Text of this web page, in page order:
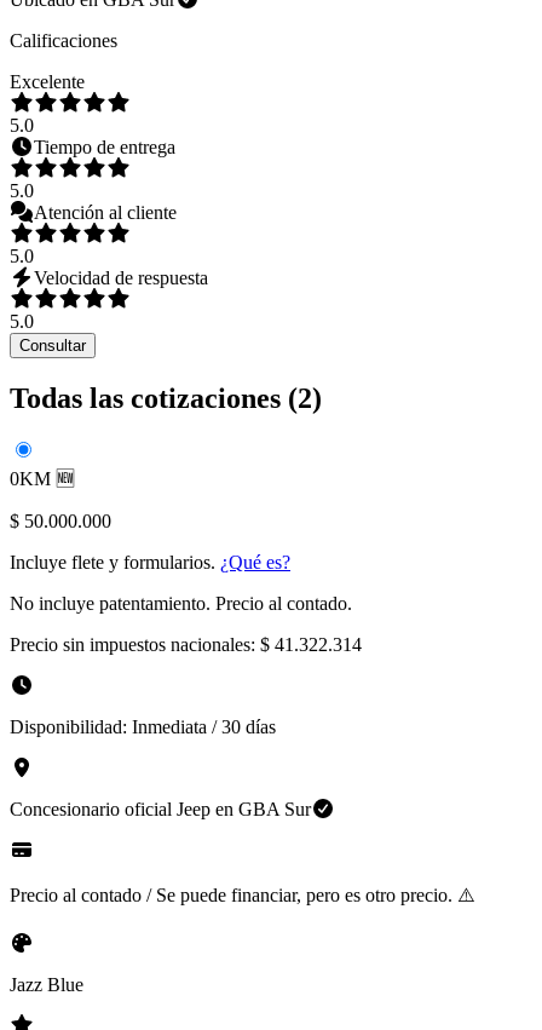
Calificaciones
Excelente
5.0
Tiempo de entrega
5.0
Atención al cliente
5.0
Velocidad de respuesta
5.0
Consultar
Todas las cotizaciones (2)
0KM 🆕
$ 50.000.000
Incluye flete y formularios. ¿Qué es?
No incluye patentamiento. Precio al contado.
Precio sin impuestos nacionales: $ 41.322.314
Disponibilidad: Inmediata / 30 días
Concesionario oficial Jeep en GBA Sur
Precio al contado / Se puede financiar, pero es otro precio. ⚠️
Jazz Blue